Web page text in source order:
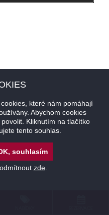
které nám pomáhají
Abychom cookies
Kliknutím na tlačítko
tento souhlas.
souhlasím
zde.